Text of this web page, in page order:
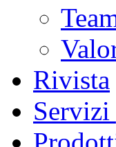
Rivista
Servizi